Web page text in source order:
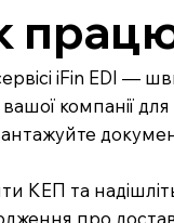
iFin EDI —
компанії
КЕП та
про